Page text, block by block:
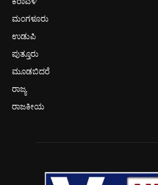
ಮಂಗಳೂರು
ಉಡುಪಿ
ಪುತ್ತೂರು
ಮೂಡಬಿದರೆ
ರಾಜ್ಯ
ರಾಜಕೀಯ